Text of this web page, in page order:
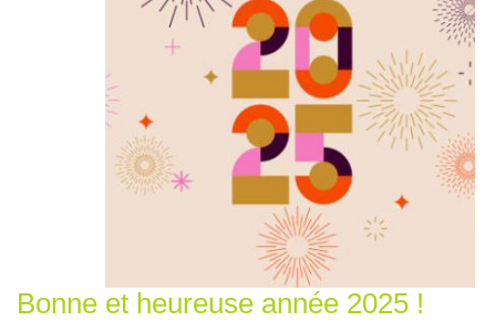
Bonne et heureuse année 2025 !